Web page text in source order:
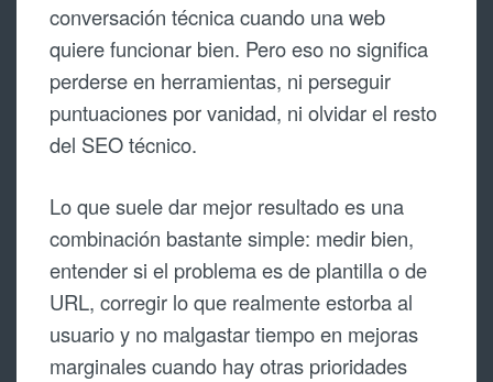
conversación técnica cuando una web
quiere funcionar bien. Pero eso no significa
perderse en herramientas, ni perseguir
puntuaciones por vanidad, ni olvidar el resto
del SEO técnico.
Lo que suele dar mejor resultado es una
combinación bastante simple: medir bien,
entender si el problema es de plantilla o de
URL, corregir lo que realmente estorba al
usuario y no malgastar tiempo en mejoras
marginales cuando hay otras prioridades